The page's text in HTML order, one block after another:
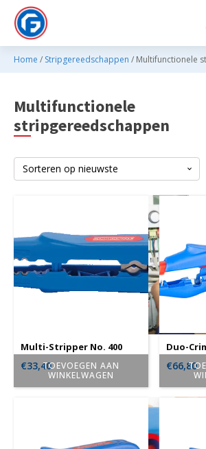
Home / Stripgereedschappen / Multifunctionele
Multifunctionele
stripgereedschappen
TOEVOEGEN AAN
WINKELWAGEN
Multi-Stripper No. 400
€33,40
Duo-
€66,80